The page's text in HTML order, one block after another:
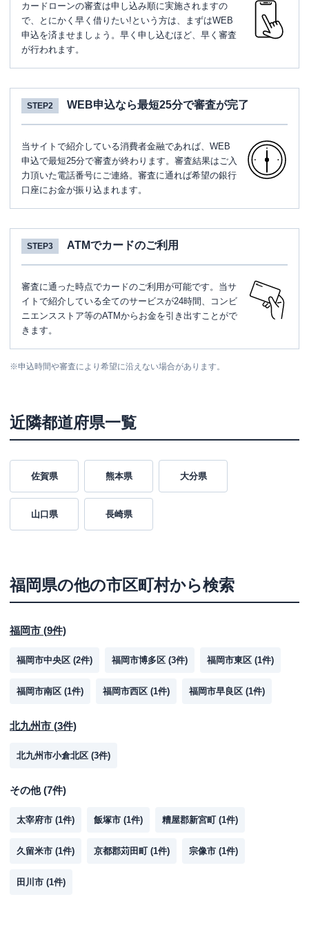
カードローンの審査は申し込み順に実施されますの
で、とにかく早く借りたい!という方は、まずはWEB
申込を済ませましょう。早く申し込むほど、早く審査
が行われます。
STEP2 WEB申込なら最短25分で審査が完了
当サイトで紹介している消費者金融であれば、WEB
申込で最短25分で審査が終わります。審査結果はご入
力頂いた電話番号にご連絡。審査に通れば希望の銀行
口座にお金が振り込まれます。
STEP3 ATMでカードのご利用
審査に通った時点でカードのご利用が可能です。当サ
イトで紹介している全てのサービスが24時間、コンビ
ニエンスストア等のATMからお金を引き出すことがで
きます。
※申込時間や審査により希望に沿えない場合があります。
近隣都道府県一覧
佐賀県 熊本県 大分県
山口県 長崎県
福岡県の他の市区町村から検索
福岡市 (9件)
福岡市中央区 (2件) 福岡市博多区 (3件) 福岡市東区 (1件)
福岡市南区 (1件) 福岡市西区 (1件) 福岡市早良区 (1件)
北九州市 (3件)
北九州市小倉北区 (3件)
その他(7件)
太宰府市 (1件) 飯塚市 (1件) 糟屋郡新宮町 (1件)
久留米市 (1件) 京都郡苅田町 (1件) 宗像市 (1件)
田川市 (1件)